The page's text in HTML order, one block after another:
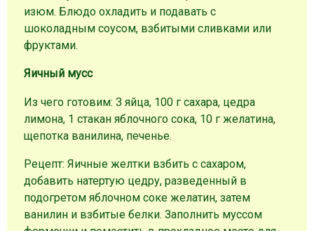
изюм. Блюдо охладить и подавать с
шоколадным соусом, взбитыми сливками или
фруктами.
Яичный мусс
Из чего готовим: 3 яйца, 100 г сахара, цедра
лимона, 1 стакан яблочного сока, 10 г желатина,
щепотка ванилина, печенье.
Рецепт: Яичные желтки взбить с сахаром,
добавить натертую цедру, разведенный в
подогретом яблочном соке желатин, затем
ванилин и взбитые белки. Заполнить муссом